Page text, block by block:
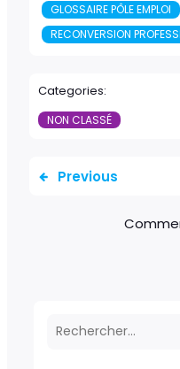
GLOSSAIRE PÔLE EMPLOI
RECONVERSION
Categories:
NON CLASSÉ
Previous